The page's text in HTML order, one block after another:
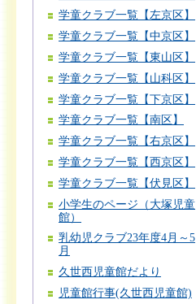
学童クラブ一覧【左京区】
学童クラブ一覧【中京区】
学童クラブ一覧【東山区】
学童クラブ一覧【山科区】
学童クラブ一覧【下京区】
学童クラブ一覧【南区】
学童クラブ一覧【右京区】
学童クラブ一覧【西京区】
学童クラブ一覧【伏見区】
小学生のページ（大塚児童
館）
乳幼児クラブ23年度4月～5
月
久世西児童館だより
児童館行事(久世西児童館)